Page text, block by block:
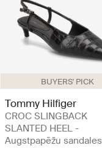
BUYERS' PICK
Tommy Hilfiger
CROC SLINGBACK
SLANTED HEEL -
Augstpapēžu sandales